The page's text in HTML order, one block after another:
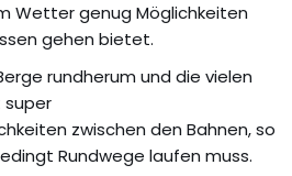
Wetter genug Möglichkeiten
gehen bietet.
rundherum und die vielen
super
zwischen den Bahnen, so
Rundwege laufen muss.